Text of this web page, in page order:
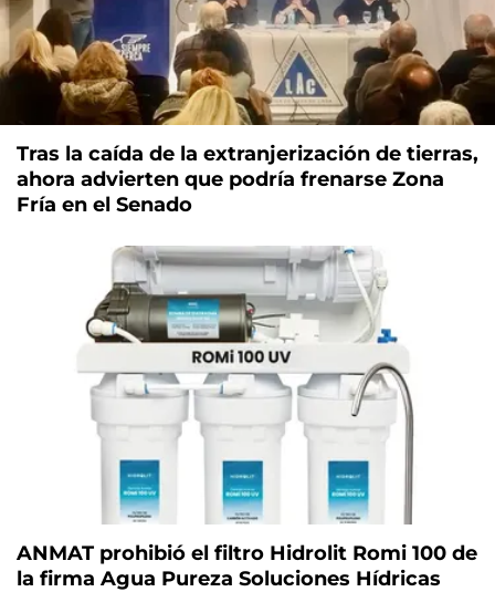
Tras la caída de la extranjerización de tierras,
ahora advierten que podría frenarse Zona
Fría en el Senado
ANMAT prohibió el filtro Hidrolit Romi 100 de
la firma Agua Pureza Soluciones Hídricas